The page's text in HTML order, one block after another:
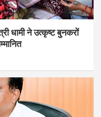
धामी ने उत्कृष्ट बुनकरों